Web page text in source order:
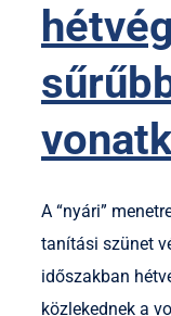
A “nyári”
tanítási szünet
időszakban
közlekednek a